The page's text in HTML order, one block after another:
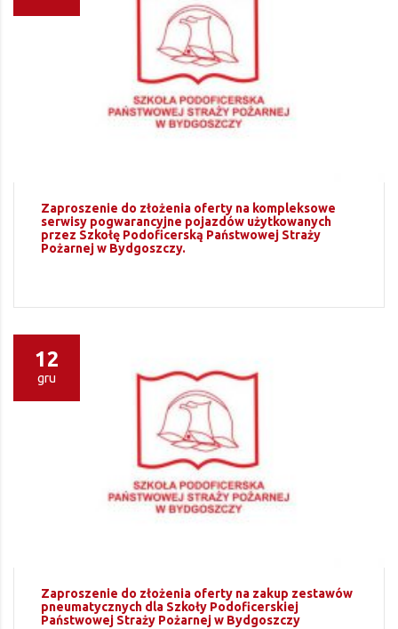
Zaproszenie do złożenia oferty na kompleksowe
serwisy pogwarancyjne pojazdów użytkowanych
przez Szkołę Podoficerską Państwowej Straży
Pożarnej w Bydgoszczy.
12
gru
Zaproszenie do złożenia oferty na zakup zestawów
pneumatycznych dla Szkoły Podoficerskiej
Państwowej Straży Pożarnej w Bydgoszczy